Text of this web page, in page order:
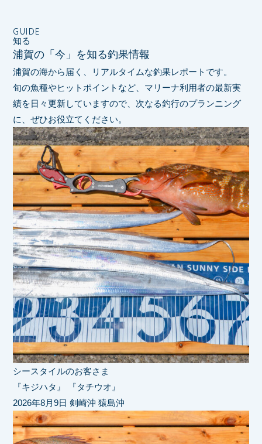
GUIDE
知る
浦賀の「今」を知る釣果情報
浦賀の海から届く、リアルタイムな釣果レポートです。
旬の魚種やヒットポイントなど、マリーナ利用者の最新実
績を日々更新していますので、 次なる釣行のプランニング
に、ぜひお役立てください。
シースタイルのお客さま
『キジハタ』 『タチウオ』
2026年8月9日 剣崎沖 猿島沖